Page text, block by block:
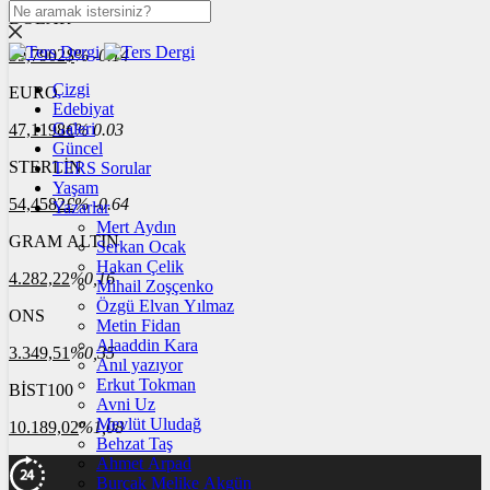
DOLAR
39,7902$% -0.14
EURO
47,1198€% 0.03
STERLİN
54,4582£% -0.64
GRAM ALTIN
4.282,22%0,16
ONS
3.349,51 %0,35
BİST100
10.189,02%1,08
Çizgi
Edebiyat
Galeri
Güncel
TERS Sorular
Yaşam
Yazarlar
Mert Aydın
Serkan Ocak
Hakan Çelik
Mihail Zoşçenko
Özgü Elvan Yılmaz
Metin Fidan
Alaaddin Kara
Anıl yazıyor
Erkut Tokman
Avni Uz
Mevlüt Uludağ
Behzat Taş
Ahmet Arpad
Burçak Melike Akgün